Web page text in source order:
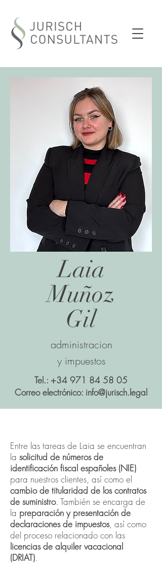
Laia
Muñoz
Gil
administracion
y impuestos
Tel.: +34 971 84 58 05
Correo electrónico: info@jurisch.legal
Entre las tareas de Laia se encuentran
la solicitud de números de
identificación fiscal españoles (NIE)
para nuestros clientes, así como el
cambio de titularidad de los contratos
de suministro. También se encarga de
la preparación y presentación de
declaraciones de impuestos, así como
del proceso relacionado con las
licencias de alquiler vacacional
(DRIAT).